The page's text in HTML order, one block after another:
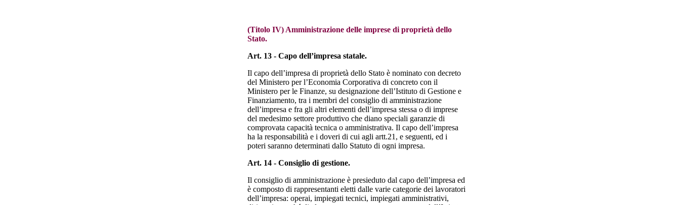
(Titolo IV) Amministrazione delle imprese di proprietà dello
Stato.
Art. 13 - Capo dell’impresa statale.
Il capo dell’impresa di proprietà dello Stato è nominato con decreto
del Ministero per l’Economia Corporativa di concreto con il
Ministero per le Finanze, su designazione dell’Istituto di Gestione e
Finanziamento, tra i membri del consiglio di amministrazione
dell’impresa e fra gli altri elementi dell’impresa stessa o di imprese
del medesimo settore produttivo che diano speciali garanzie di
comprovata capacità tecnica o amministrativa. Il capo dell’impresa
ha la responsabilità e i doveri di cui agli artt.21, e seguenti, ed i
poteri saranno determinati dallo Statuto di ogni impresa.
Art. 14 - Consiglio di gestione.
Il consiglio di amministrazione è presieduto dal capo dell’impresa ed
è composto di rappresentanti eletti dalle varie categorie dei lavoratori
dell’impresa: operai, impiegati tecnici, impiegati amministrativi,